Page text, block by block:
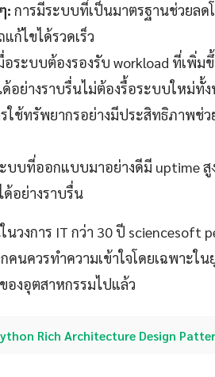
: การมีระบบที่เป็นมาตรฐานช่วยล
ก้ไขได้รวดเร็ว
อระบบต้องรองรับ workload ที่เพิ่
ด้อย่างราบรื่นไม่ต้องรื้อระบบใหม่ทั้
ใช้ทรัพยากรอย่างมีประสิทธิภาพช่
บบที่ออกแบบมาอย่างดีมี uptime
ด้อย่างราบรื่น
วงการ IT กว่า 30 ปี sciencesoft
นควรทำความเข้าใจโดยเฉพาะใ
องอุตสาหกรรมไปแล้ว
Rich Architecture Design